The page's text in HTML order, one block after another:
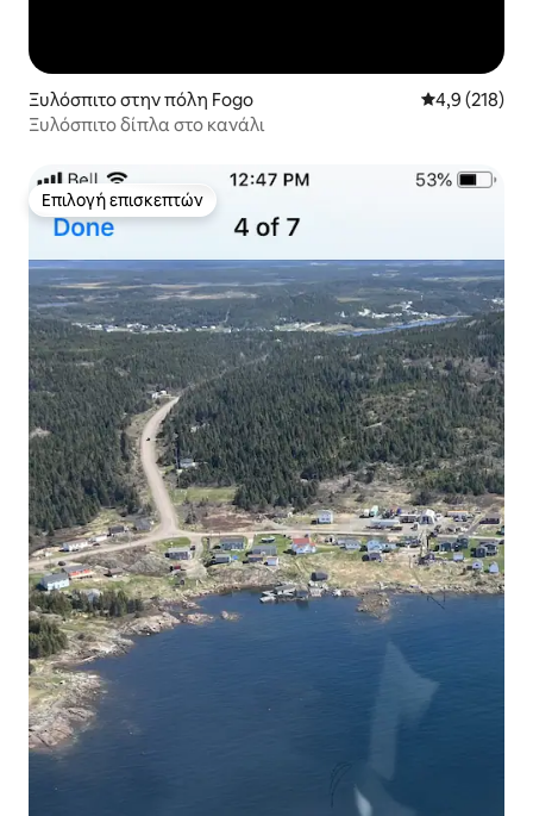
Ξυλόσπιτο στην πόλη Fogo Μέση
4,9 (218)
Ξυλόσπιτο δίπλα στο κανάλι
Επιλογή επισκεπτών
Επιλογή επισκεπτών